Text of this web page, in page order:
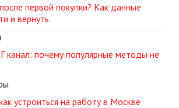
первой покупки? Как данные
и вернуть
канал: почему популярные методы не
устроиться на работу в Москве